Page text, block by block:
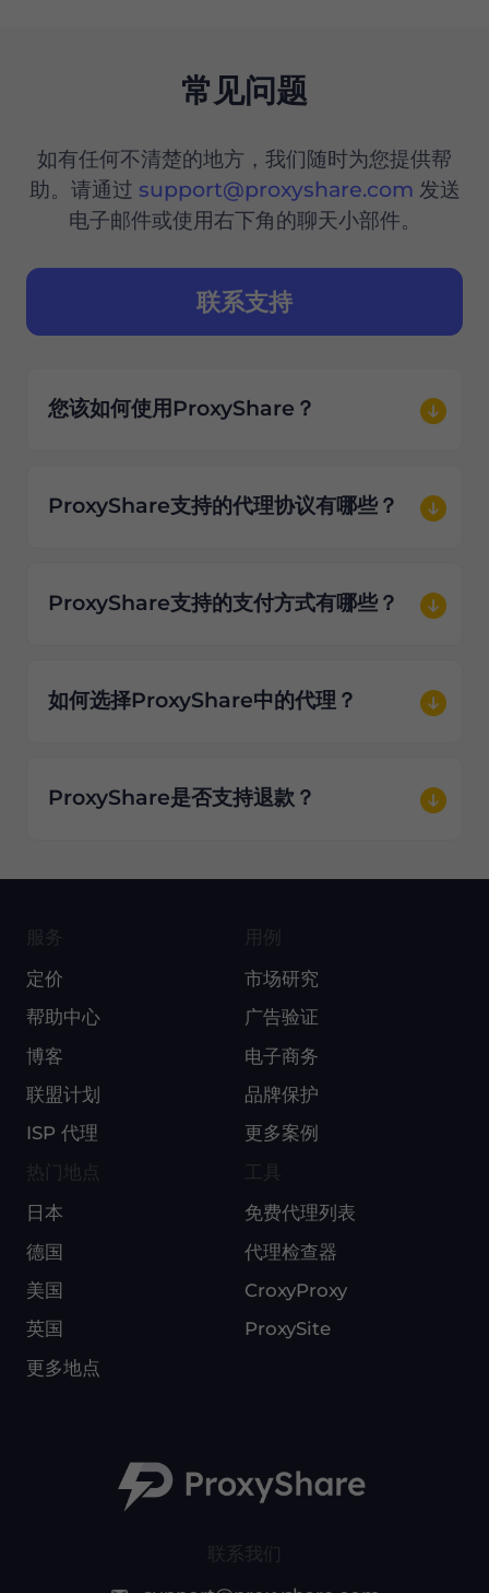
常见问题
如有任何不清楚的地方，我们随时为您提供帮
助。请通过 support@proxyshare.com 发送
电子邮件或使用右下角的聊天小部件。
联系支持
您该如何使用ProxyShare？
ProxyShare支持的代理协议有哪些？
ProxyShare支持的支付方式有哪些？
如何选择ProxyShare中的代理？
ProxyShare是否支持退款？
联系我们
服务
定价
帮助中心
博客
联盟计划
ISP 代理
用例
市场研究
广告验证
电子商务
品牌保护
更多案例
日本
德国
美国
英国
更多地点
免费代理列表
代理检查器
CroxyProxy
ProxySite